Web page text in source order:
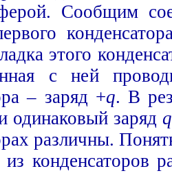
Сообщим
этого
с ней
– заряд +q. В
одинаковый заряд q
различны.
конденсаторов